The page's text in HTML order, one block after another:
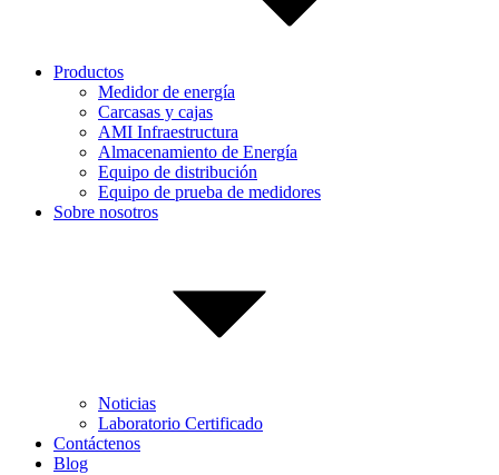
Productos
Medidor de energía
Carcasas y cajas
AMI Infraestructura
Almacenamiento de Energía
Equipo de distribución
Equipo de prueba de medidores
Sobre nosotros
Noticias
Laboratorio Certificado
Contáctenos
Blog